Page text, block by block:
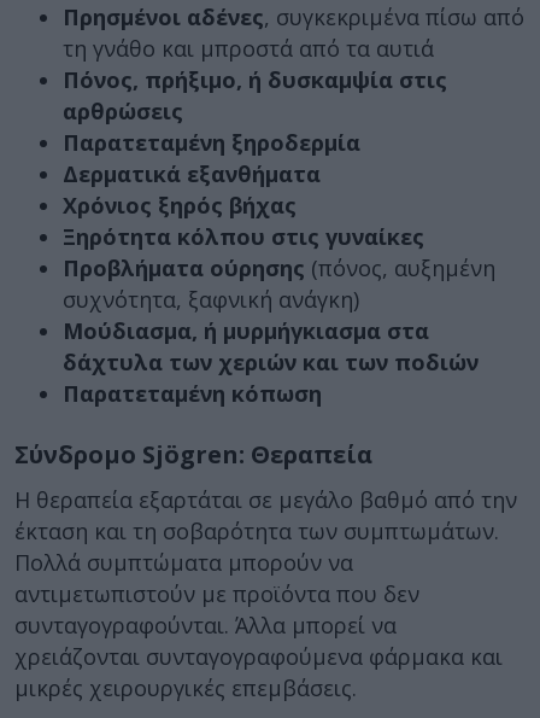
Πρησμένοι αδένες, συγκεκριμένα πίσω από
τη γνάθο και μπροστά από τα αυτιά
Πόνος, πρήξιμο, ή δυσκαμψία στις
αρθρώσεις
Παρατεταμένη ξηροδερμία
Δερματικά εξανθήματα
Χρόνιος ξηρός βήχας
Ξηρότητα κόλπου στις γυναίκες
Προβλήματα ούρησης (πόνος, αυξημένη
συχνότητα, ξαφνική ανάγκη)
Μούδιασμα, ή μυρμήγκιασμα στα
δάχτυλα των χεριών και των ποδιών
Παρατεταμένη κόπωση
Σύνδρομο Sjögren: Θεραπεία
Η θεραπεία εξαρτάται σε μεγάλο βαθμό από την
έκταση και τη σοβαρότητα των συμπτωμάτων.
Πολλά συμπτώματα μπορούν να
αντιμετωπιστούν με προϊόντα που δεν
συνταγογραφούνται. Άλλα μπορεί να
χρειάζονται συνταγογραφούμενα φάρμακα και
μικρές χειρουργικές επεμβάσεις.